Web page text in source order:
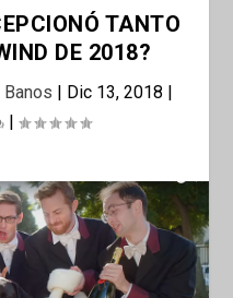
TANTO
DE 2018?
| Dic 13, 2018 |
|